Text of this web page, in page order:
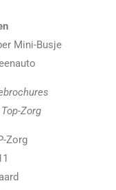
Mini-Busje
Zorg
Zorg